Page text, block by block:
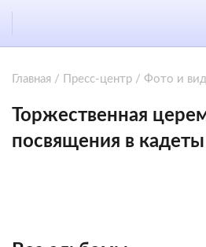
Главная / Пресс-центр / Фото и
Торжественная
посвящения в кадеты